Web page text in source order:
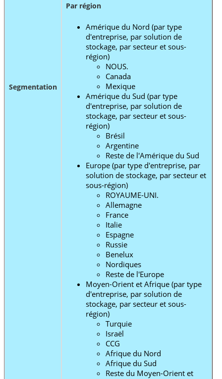
Segmentation
Par région
Amérique du Nord (par type
d'entreprise, par solution de
stockage, par secteur et sous-
région)
NOUS.
Canada
Mexique
Amérique du Sud (par type
d'entreprise, par solution de
stockage, par secteur et sous-
région)
Brésil
Argentine
Reste de l'Amérique du Sud
Europe (par type d'entreprise, par
solution de stockage, par secteur et
sous-région)
ROYAUME-UNI.
Allemagne
France
Italie
Espagne
Russie
Benelux
Nordiques
Reste de l'Europe
Moyen-Orient et Afrique (par type
d'entreprise, par solution de
stockage, par secteur et sous-
région)
Turquie
Israël
CCG
Afrique du Nord
Afrique du Sud
Reste du Moyen-Orient et